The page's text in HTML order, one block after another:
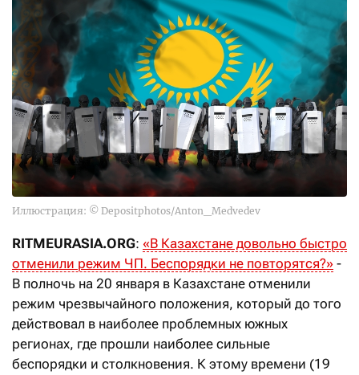
Иллюстрация: © Depositphotos/Anton_Medvedev
RITMEURASIA.ORG: «В Казахстане довольно быстро
отменили режим ЧП. Беспорядки не повторятся?» -
В полночь на 20 января в Казахстане отменили
режим чрезвычайного положения, который до того
действовал в наиболее проблемных южных
регионах, где прошли наиболее сильные
беспорядки и столкновения. К этому времени (19